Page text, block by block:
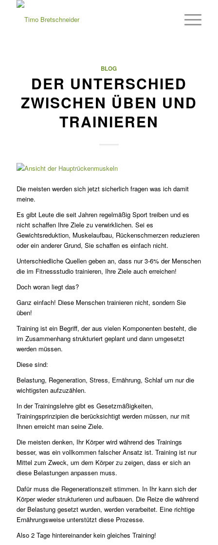
BLOG
DER UNTERSCHIED
ZWISCHEN ÜBEN UND
TRAINIEREN
Die meisten werden sich jetzt sicherlich fragen was ich damit
meine.
Es gibt Leute die seit Jahren regelmäßig Sport treiben und es
nicht schaffen Ihre Ziele zu verwirklichen. Sei es
Gewichtsreduktion, Muskelaufbau, Rückenschmerzen reduzieren
oder ein anderer Grund, Sie schaffen es einfach nicht.
Unterschiedliche Quellen geben an, dass nur 3-6% der Menschen
die im Fitnessstudio trainieren, Ihre Ziele auch erreichen!
Doch woran liegt das?
Ganz einfach! Diese Menschen trainieren nicht, sondern Sie
üben!
Training ist ein Begriff, der aus vielen Komponenten besteht, die
im Zusammenhang strukturiert geplant und dann umgesetzt
werden müssen.
Diese sind:
Belastung, Regeneration, Stress, Ernährung, Schlaf um nur die
wichtigsten aufzuzählen.
In der Trainingslehre gibt es Gesetzmäßigkeiten,
Trainingsprinzipien die berücksichtigt werden müssen, nur mit
Ihnen erreicht man seine Ziele.
Die meisten denken, Ihr Körper wird während des Trainings
besser, was ein vollkommen falscher Ansatz ist. Training ist nur
Mittel zum Zweck, um dem Körper zu zeigen, dass er sich an
diese Belastungen anpassen muss.
Dafür muss die Regenerationszeit stimmen. In Ihr kann sich der
Körper wieder strukturieren und aufbauen. Die Reize die während
der Belastung gesetzt wurden, werden verarbeitet. Eine richtige
Ernährungsweise unterstützt diese Prozesse.
Also 2 Tage hintereinander kein gleiches Training!